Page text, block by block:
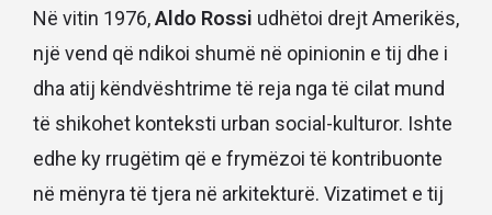
Në vitin 1976,Aldo Rossi udhëtoi drejt Amerikës,
një vend që ndikoi shumë në opinionin e tij dhe i
dha atij këndvështrime të reja nga të cilat mund
të shikohet konteksti urban social-kulturor. Ishte
edhe ky rrugëtim që e frymëzoi të kontribuonte
në mënyra të tjera në arkitekturë. Vizatimet e tij